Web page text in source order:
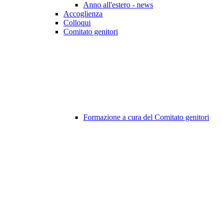
Anno all'estero - news
Accoglienza
Colloqui
Comitato genitori
Formazione a cura del Comitato genitori